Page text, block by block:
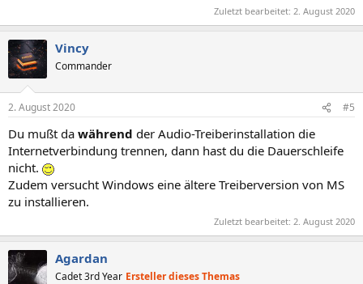
Zuletzt bearbeitet: 2. August 2020
Vincy
Commander
2. August 2020 #5
Du mußt da während der Audio-Treiberinstallation die
Internetverbindung trennen, dann hast du die Dauerschleife
nicht.
Zudem versucht Windows eine ältere Treiberversion von MS
zu installieren.
Zuletzt bearbeitet: 2. August 2020
Agardan
Cadet 3rd Year Ersteller dieses Themas